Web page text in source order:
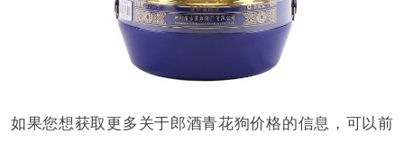
如果您想获取更多关于郎酒青花狗价格的信息，可以前